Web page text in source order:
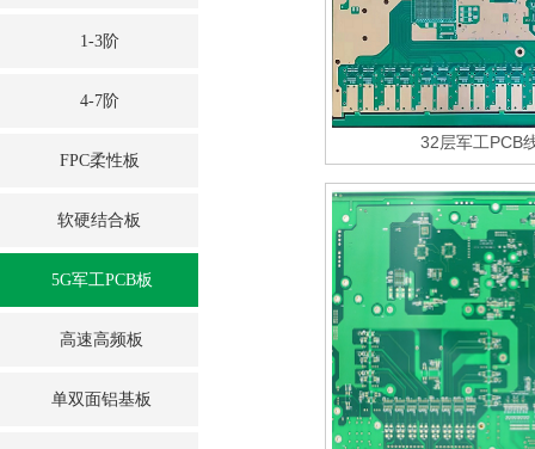
1-3阶
4-7阶
FPC柔性板
软硬结合板
5G军工PCB板
高速高频板
单双面铝基板
32层军工PCB